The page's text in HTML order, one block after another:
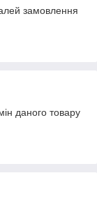
замовлення
даного товару